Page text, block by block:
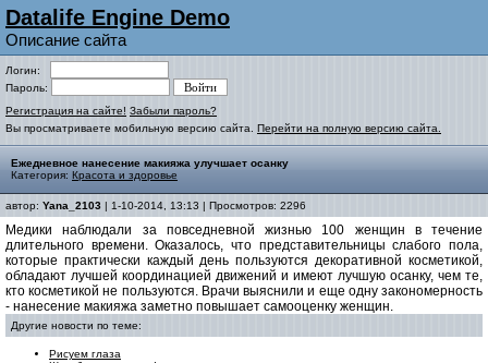
Datalife Engine Demo
Описание сайта
Логин:
Пароль:
Регистрация на сайте! Забыли пароль?
Вы просматриваете мобильную версию сайта. Перейти на полную версию сайта.
Ежедневное нанесение макияжа улучшает осанку
Категория: Красота и здоровье
автор: Yana_2103 | 1-10-2014, 13:13 | Просмотров: 2296
Медики наблюдали за повседневной жизнью 100 женщин в течение
длительного времени. Оказалось, что представительницы слабого пола,
которые практически каждый день пользуются декоративной косметикой,
обладают лучшей координацией движений и имеют лучшую осанку, чем те,
кто косметикой не пользуются. Врачи выяснили и еще одну закономерность
- нанесение макияжа заметно повышает самооценку женщин.
Другие новости по теме:
Рисуем глаза